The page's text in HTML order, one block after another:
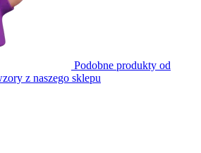
Podobne produkty od
z naszego sklepu